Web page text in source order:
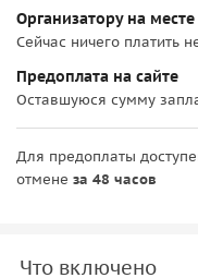
Организатору на месте
Сейчас ничего платить
Предоплата на сайте
Оставшуюся сумму
Для предоплаты
отмене за 48 часов
Что включено